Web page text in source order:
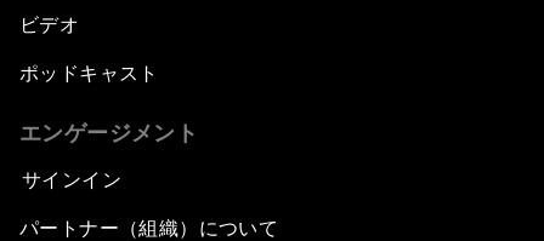
ビデオ
ポッドキャスト
エンゲージメント
サインイン
パートナー（組織）について